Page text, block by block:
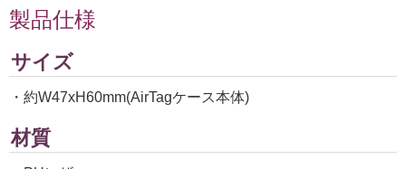
製品仕様
サイズ
・約W47xH60mm(AirTagケース本体)
材質